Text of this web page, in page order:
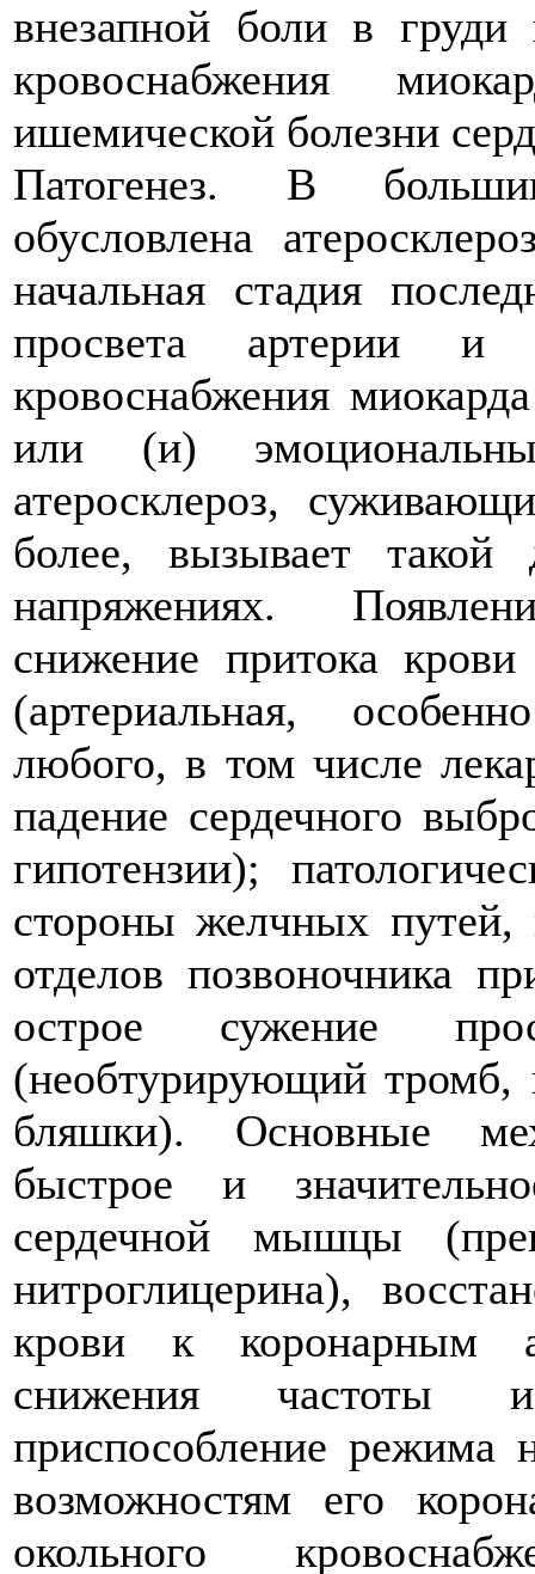
внезапной боли в груди
кровоснабжения
ишемической болезни
Патогенез. В
обусловлена
начальная стадия
просвета артерии и
кровоснабжения
или (и)
атеросклероз,
более, вызывает
напряжениях.
снижение притока
(артериальная,
любого, в том числе
падение сердечного
гипотензии);
стороны желчных путей,
отделов позвоночника
острое сужение
(необтурирующий тромб,
бляшки). Основные
быстрое и
сердечной мышцы
нитроглицерина),
крови к коронарным
снижения частоты
приспособление режима
возможностям его
окольного